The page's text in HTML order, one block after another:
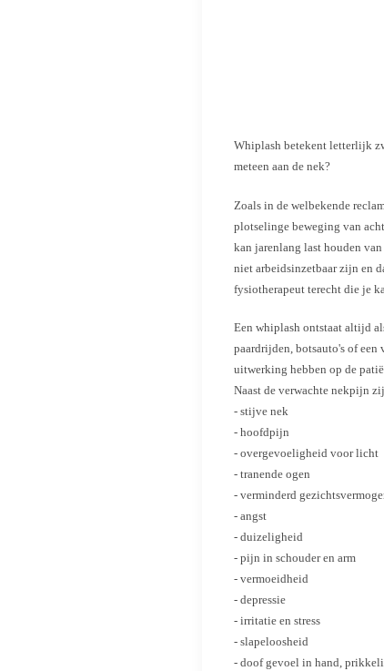
Whiplash betekent letterlijk
meteen aan de nek?
Zoals in de welbekende
plotselinge beweging van
kan jarenlang last houden
niet arbeidsinzetbaar zijn en
fysiotherapeut terecht die je
Een whiplash ontstaat altijd
paardrijden, botsauto's of
uitwerking hebben op de
Naast de verwachte nekpijn
- stijve nek
- hoofdpijn
- overgevoeligheid voor licht
- tranende ogen
- verminderd
- angst
- duizeligheid
- pijn in schouder en arm
- vermoeidheid
- depressie
- irritatie en stress
- slapeloosheid
- doof gevoel in hand,